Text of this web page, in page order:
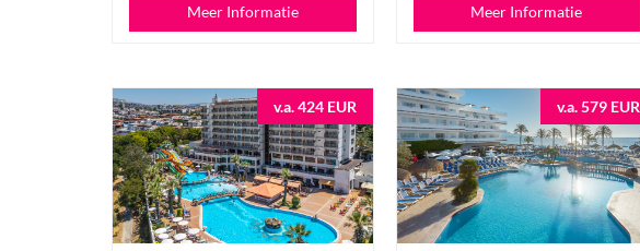
Meer Informatie Meer Informatie
v.a. 424 EUR v.a. 579 EUR